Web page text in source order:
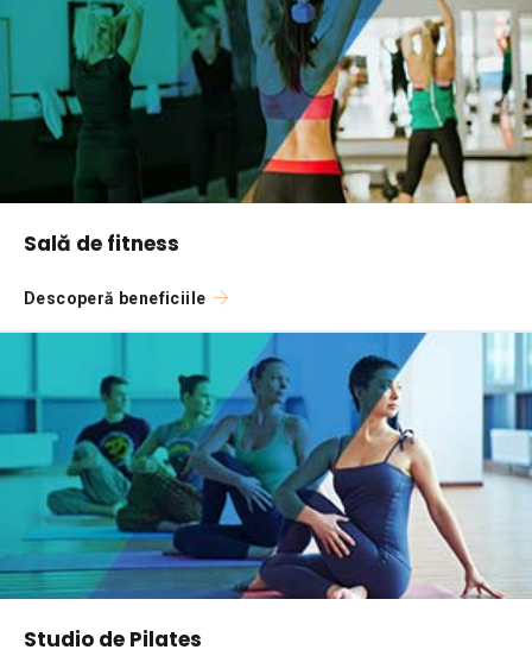
Sală de fitness
Descoperă beneficiile
Studio de Pilates